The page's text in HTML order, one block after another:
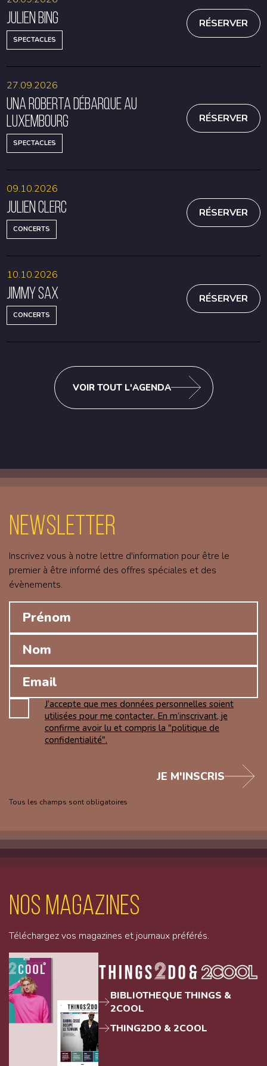
Julien Bing
SPECTACLES
RÉSERVER
Una Roberta débarque au
Luxembourg
SPECTACLES
27.09.2026
RÉSERVER
Julien Clerc
CONCERTS
09.10.2026
RÉSERVER
Jimmy Sax
CONCERTS
10.10.2026
RÉSERVER
VOIR TOUT L'AGENDA
Newsletter
Inscrivez vous à notre lettre d'information pour être le
premier à être informé des offres spéciales et des
évènements.
J’accepte que mes données personnelles soient
utilisées pour me contacter. En m’inscrivant, je
confirme avoir lu et compris la "politique de
confidentialité".
Tous les champs sont obligatoires
JE M'INSCRIS
Nos magazines
Téléchargez vos magazines et journaux préférés.
BIBLIOTHEQUE THINGS &
2COOL
THING2DO & 2COOL